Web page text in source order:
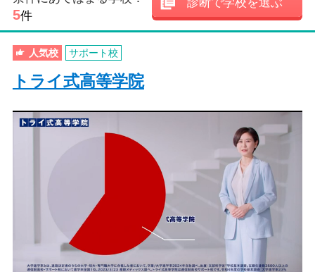
5件
人気校 サポート校
トライ式高等学院